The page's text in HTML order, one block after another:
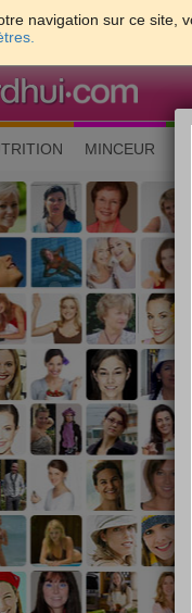
navigation sur ce site,
MINCEUR